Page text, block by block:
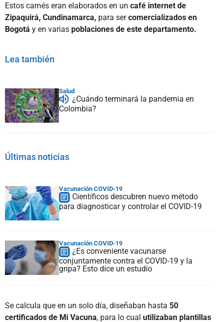
Estos carnés eran elaborados en un café internet de
Zipaquirá, Cundinamarca, para sercomercializados en
Bogotá y en varias poblaciones de este departamento.
Lea también
Salud
¿Cuándo terminará la pandemia en
Colombia?
Últimas noticias
Vacunación COVID-19
Científicos descubren nuevo método
para diagnosticar y controlar el COVID-19
Vacunación COVID-19
¿Es conveniente vacunarse
conjuntamente contra el COVID-19 y la
gripa? Esto dice un estudio
Se calcula que en un solo día, diseñaban hasta 50
certificados de Mi Vacuna, para lo cual utilizaban plantillas